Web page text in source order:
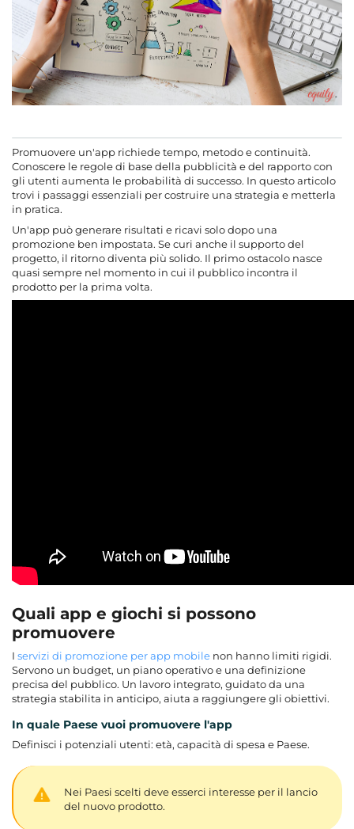
I migliori tracker di analisi a pagamento
AppsFlyer
Adjust
Quando tutto è pronto
Preparazione
Test
Analisi dei risultati
Riepilogo
Ti serve una strategia di promozione personalizzata?
Promuovere un'app richiede tempo, metodo e continuità.
Conoscere le regole di base della pubblicità e del rapporto con
gli utenti aumenta le probabilità di successo. In questo articolo
trovi i passaggi essenziali per costruire una strategia e metterla
in pratica.
Un'app può generare risultati e ricavi solo dopo una
promozione ben impostata. Se curi anche il supporto del
progetto, il ritorno diventa più solido. Il primo ostacolo nasce
quasi sempre nel momento in cui il pubblico incontra il
prodotto per la prima volta.
Quali app e giochi si possono
promuovere
I servizi di promozione per app mobile non hanno limiti rigidi.
Servono un budget, un piano operativo e una definizione
precisa del pubblico. Un lavoro integrato, guidato da una
strategia stabilita in anticipo, aiuta a raggiungere gli obiettivi.
In quale Paese vuoi promuovere l'app
Definisci i potenziali utenti: età, capacità di spesa e Paese.
Nei Paesi scelti deve esserci interesse per il lancio
del nuovo prodotto.